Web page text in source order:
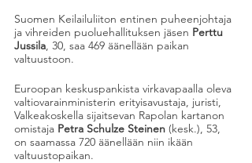
Suomen Keilailuliiton entinen puheenjohtaja
ja vihreiden puoluehallituksen jäsen Perttu
Jussila, 30, saa 469 äänellään paikan
valtuustoon.
Euroopan keskuspankista virkavapaalla oleva
valtiovarainministerin erityisavustaja, juristi,
Valkeakoskella sijaitsevan Rapolan kartanon
omistaja Petra Schulze Steinen (kesk.), 53,
on saamassa 720 äänellään niin ikään
valtuustopaikan.